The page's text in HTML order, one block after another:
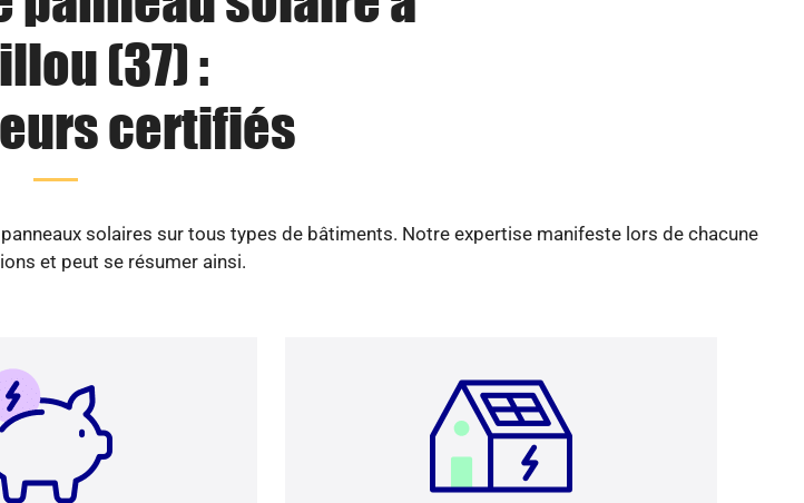
(37) :
certifiés
solaires sur tous types de bâtiments. Notre expertise manifeste lors de chacune
et peut se résumer ainsi.